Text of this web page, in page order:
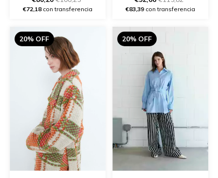
€72,18con transferencia €83,39 con transferencia
20% OFF 20% OFF